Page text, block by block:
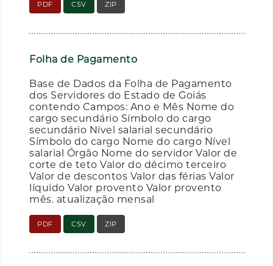
PDF CSV ZIP
Folha de Pagamento
Base de Dados da Folha de Pagamento
dos Servidores do Estado de Goiás
contendo Campos: Ano e Mês Nome do
cargo secundário Símbolo do cargo
secundário Nível salarial secundário
Símbolo do cargo Nome do cargo Nível
salarial Órgão Nome do servidor Valor de
corte de teto Valor do décimo terceiro
Valor de descontos Valor das férias Valor
líquido Valor provento Valor provento
mês. atualização mensal
PDF CSV ZIP